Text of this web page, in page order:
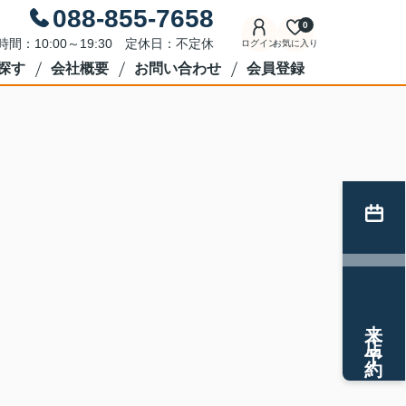
088-855-7658
間：10:00～19:30 定休日：不定休 ログインお気に入り
0
す 会社概要 お問い合わせ 会員登録
来店予約